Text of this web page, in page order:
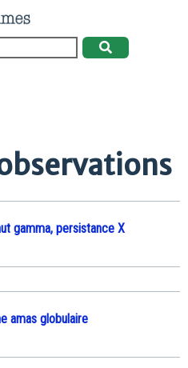
gamma, persistance X
amas globulaire